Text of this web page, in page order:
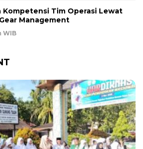
Kompetensi Tim Operasi Lewat
Management
WIB